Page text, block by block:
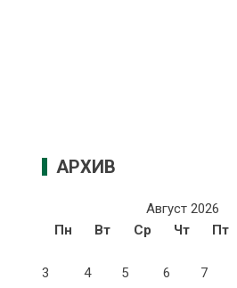
АРХИВ
Август 2026
Пн
Вт Ср Чт Пт
3
4 5 6 7